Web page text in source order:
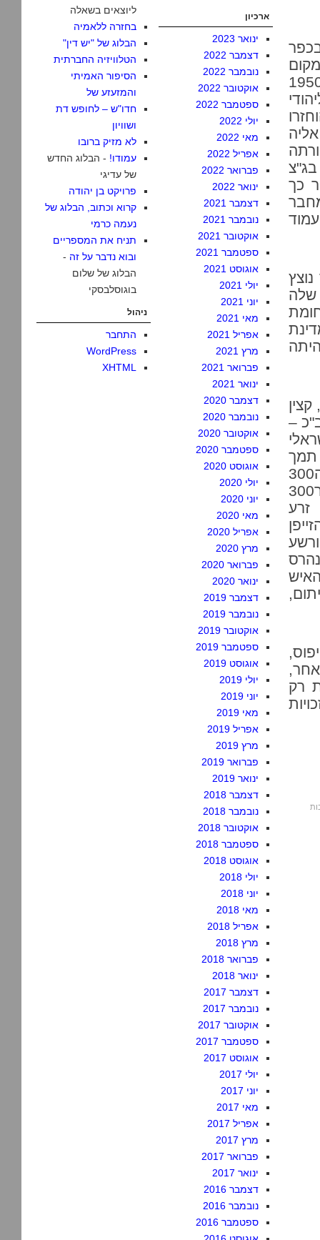
כך
שלה
–
תמך
300
300
רק
ארכיון
ינואר 2023
דצמבר 2022
נובמבר 2022
אוקטובר 2022
ספטמבר 2022
יולי 2022
מאי 2022
אפריל 2022
פברואר 2022
ינואר 2022
דצמבר 2021
נובמבר 2021
אוקטובר 2021
ספטמבר 2021
אוגוסט 2021
יולי 2021
יוני 2021
מאי 2021
אפריל 2021
מרץ 2021
פברואר 2021
ינואר 2021
דצמבר 2020
נובמבר 2020
אוקטובר 2020
ספטמבר 2020
אוגוסט 2020
יולי 2020
יוני 2020
מאי 2020
אפריל 2020
מרץ 2020
פברואר 2020
ינואר 2020
דצמבר 2019
נובמבר 2019
אוקטובר 2019
ספטמבר 2019
אוגוסט 2019
יולי 2019
יוני 2019
מאי 2019
אפריל 2019
מרץ 2019
פברואר 2019
ינואר 2019
דצמבר 2018
נובמבר 2018
אוקטובר 2018
ספטמבר 2018
אוגוסט 2018
יולי 2018
יוני 2018
מאי 2018
אפריל 2018
מרץ 2018
פברואר 2018
ינואר 2018
דצמבר 2017
נובמבר 2017
אוקטובר 2017
ספטמבר 2017
אוגוסט 2017
יולי 2017
יוני 2017
מאי 2017
אפריל 2017
מרץ 2017
פברואר 2017
ינואר 2017
דצמבר 2016
נובמבר 2016
ספטמבר 2016
ליוצאים בשאלה
בחזרה ללאמיה
הבלוג של "יש דין"
הטלוויזיה החברתית
הסיפור האמיתי
והמזעזע של
חדו"ש – לחופש דת
ושוויון
לא מזיק ברובו
עמודו! - הבלוג החדש
של עדיגי
פרויקט בן יהודה
קרוא וכתוב, הבלוג של
נעמה כרמי
תניח את המספריים
ובוא נדבר על זה -
הבלוג של שלום
בוגוסלבסקי
ניהול
התחבר
WordPress
XHTML